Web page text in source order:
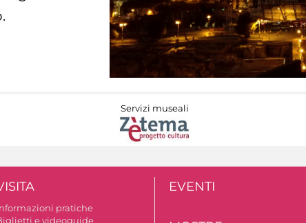
Servizi museali
pratiche
e videoguide
EVENTI